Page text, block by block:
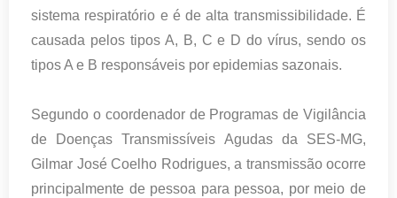
sistema respiratório e é de alta transmissibilidade. É
causada pelos tipos A, B, C e D do vírus, sendo os
tipos A e B responsáveis por epidemias sazonais.
Segundo o coordenador de Programas de Vigilância
de Doenças Transmissíveis Agudas da SES-MG,
Gilmar José Coelho Rodrigues, a transmissão ocorre
principalmente de pessoa para pessoa, por meio de